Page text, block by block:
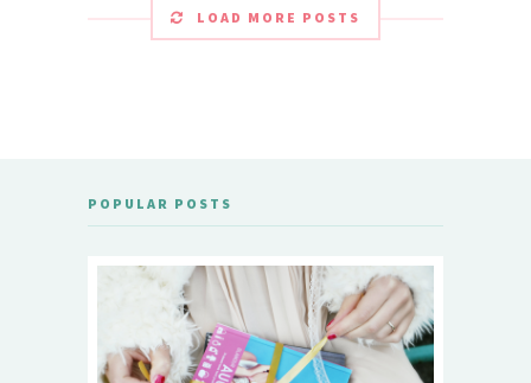
LOAD MORE POSTS
POPULAR POSTS